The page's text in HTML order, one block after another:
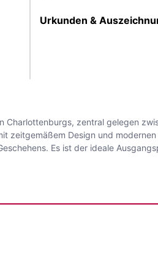
Urkunden &
zentral gelegen
zeitgemäßem Design und
Es ist der ideale